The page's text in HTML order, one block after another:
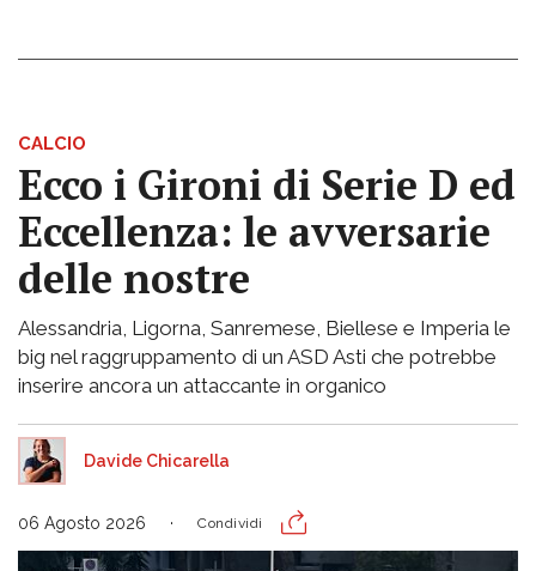
CALCIO
Ecco i Gironi di Serie D ed
Eccellenza: le avversarie
delle nostre
Alessandria, Ligorna, Sanremese, Biellese e Imperia le
big nel raggruppamento di un ASD Asti che potrebbe
inserire ancora un attaccante in organico
Davide Chicarella
06 Agosto 2026 Condividi